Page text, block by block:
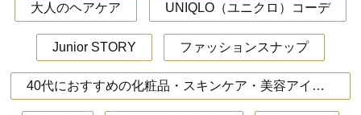
大人のヘアケア UNIQLO（ユニクロ）コーデ
Junior STORY ファッションスナップ
40代におすすめの化粧品・スキンケア・美容アイテム